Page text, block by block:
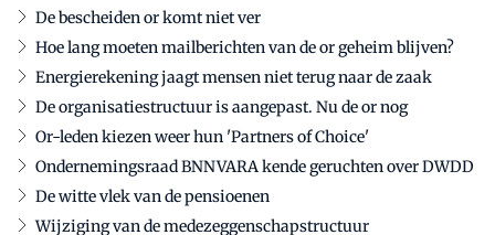
De bescheiden or komt niet ver
Hoe lang moeten mailberichten van de or geheim blijven?
Energierekening jaagt mensen niet terug naar de zaak
De organisatiestructuur is aangepast. Nu de or nog
Or-leden kiezen weer hun 'Partners of Choice'
Ondernemingsraad BNNVARA kende geruchten over DWDD
De witte vlek van de pensioenen
Wijziging van de medezeggenschapstructuur